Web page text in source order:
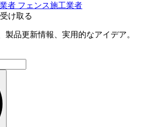
者 フェンス施工業者
け取る
製品更新情報、実用的なアイデア。